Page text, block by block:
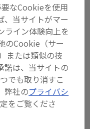
なCookieを使用
、当サイトがマー
ライン体験向上を
のCookie（サー
または類似の技
諾は、当サイトの
でも取り消すこ
弊社のプライバシ
をご覧くださ